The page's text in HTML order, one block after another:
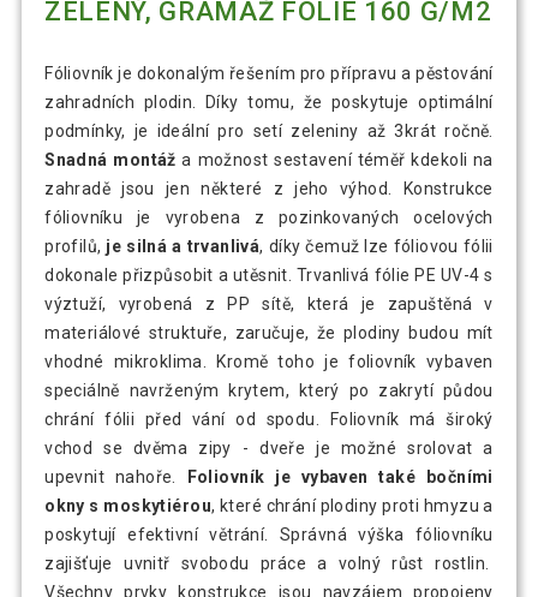
ZELENÝ, GRAMÁŽ FÓLIE 160 G/M2
Fóliovník je dokonalým řešením pro přípravu a pěstování
zahradních plodin. Díky tomu, že poskytuje optimální
podmínky, je ideální pro setí zeleniny až 3krát ročně.
Snadná montáž a možnost sestavení téměř kdekoli na
zahradě jsou jen některé z jeho výhod. Konstrukce
fóliovníku je vyrobena z pozinkovaných ocelových
profilů, je silná a trvanlivá, díky čemuž lze fóliovou fólii
dokonale přizpůsobit a utěsnit. Trvanlivá fólie PE UV-4 s
výztuží, vyrobená z PP sítě, která je zapuštěná v
materiálové struktuře, zaručuje, že plodiny budou mít
vhodné mikroklima. Kromě toho je foliovník vybaven
speciálně navrženým krytem, který po zakrytí půdou
chrání fólii před vání od spodu. Foliovník má široký
vchod se dvěma zipy - dveře je možné srolovat a
upevnit nahoře.
Foliovník je vybaven také bočními
okny s moskytiérou, které chrání plodiny proti hmyzu a
poskytují efektivní větrání. Správná výška fóliovníku
zajišťuje uvnitř svobodu práce a volný růst rostlin.
Všechny prvky konstrukce jsou navzájem propojeny